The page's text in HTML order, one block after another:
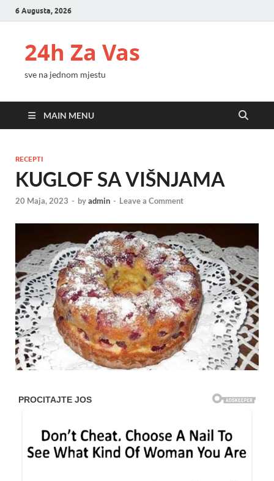
6 Augusta, 2026
24h Za Vas
sve na jednom mjestu
MAIN MENU
RECEPTI
KUGLOF SA VIŠNJAMA
20 Maja, 2023 - byadmin - Leave a Comment